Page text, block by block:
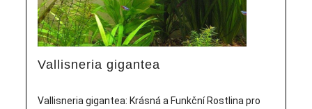
Vallisneria gigantea
Vallisneria gigantea: Krásná a Funkční Rostlina pro